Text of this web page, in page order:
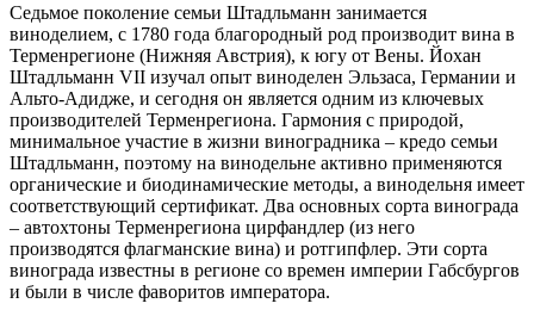
Седьмое поколение семьи Штадльманн занимается
виноделием, с 1780 года благородный род производит вина в
Терменрегионе (Нижняя Австрия), к югу от Вены. Йохан
Штадльманн VII изучал опыт виноделен Эльзаса, Германии и
Альто-Адидже, и сегодня он является одним из ключевых
производителей Терменрегиона. Гармония с природой,
минимальное участие в жизни виноградника – кредо семьи
Штадльманн, поэтому на винодельне активно применяются
органические и биодинамические методы, а винодельня имеет
соответствующий сертификат. Два основных сорта винограда
– автохтоны Терменрегиона цирфандлер (из него
производятся флагманские вина) и ротгипфлер. Эти сорта
винограда известны в регионе со времен империи Габсбургов
и были в числе фаворитов императора.